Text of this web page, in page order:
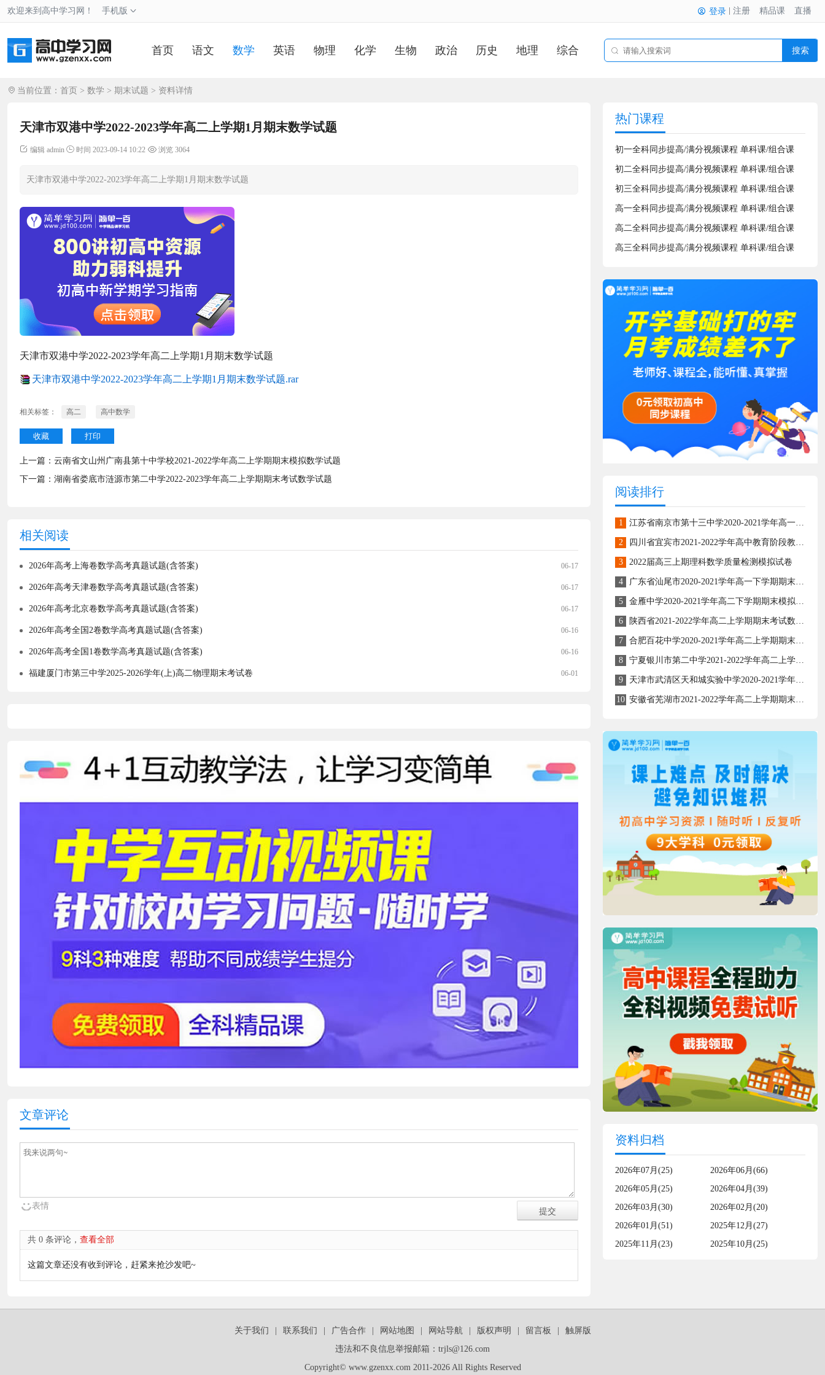
欢迎来到高中学习网！ 手机版 登录 注册 精品课 直播
首页 语文 数学 英语 物理 化学 生物 政治 历史 地理 综合 搜索
当前位置： 首页 > 数学 > 期末试题 > 资料详情
天津市双港中学2022-2023学年高二上学期1月期末数学试题
编辑 admin 时间 2023-09-14 10:22 浏览 3064
天津市双港中学2022-2023学年高二上学期1月期末数学试题
天津市双港中学2022-2023学年高二上学期1月期末数学试题
天津市双港中学2022-2023学年高二上学期1月期末数学试题.rar
相关标签： 高二 高中数学
收藏 打印
上一篇： 云南省文山州广南县第十中学校2021-2022学年高二上学期期末模拟数学试题
下一篇： 湖南省娄底市涟源市第二中学2022-2023学年高二上学期期末考试数学试题
相关阅读
06-17
2026年高考上海卷数学高考真题试题(含答案)
06-17
2026年高考天津卷数学高考真题试题(含答案)
06-17
2026年高考北京卷数学高考真题试题(含答案)
06-16
2026年高考全国2卷数学高考真题试题(含答案)
06-16
2026年高考全国1卷数学高考真题试题(含答案)
06-01
福建厦门市第三中学2025-2026学年(上)高二物理期末考试卷
文章评论
表情
共 0 条评论， 查看全部
这篇文章还没有收到评论，赶紧来抢沙发吧~
热门课程
初一全科同步提高/满分视频课程 单科课/组合课
初二全科同步提高/满分视频课程 单科课/组合课
初三全科同步提高/满分视频课程 单科课/组合课
高一全科同步提高/满分视频课程 单科课/组合课
高二全科同步提高/满分视频课程 单科课/组合课
高三全科同步提高/满分视频课程 单科课/组合课
阅读排行
1 江苏省南京市第十三中学2020-2021学年高一上学期期末模拟检测数学试题
2 四川省宜宾市2021-2022学年高中教育阶段教学质量监测高一上学期数学试题
3 2022届高三上期理科数学质量检测模拟试卷
4 广东省汕尾市2020-2021学年高一下学期期末考试数学试题
5 金雁中学2020-2021学年高二下学期期末模拟理科数学试题
6 陕西省2021-2022学年高二上学期期末考试数学（文）试题
7 合肥百花中学2020-2021学年高二上学期期末考试文科数学试题
8 宁夏银川市第二中学2021-2022学年高二上学期期末考试数学（理）试题
9 天津市武清区天和城实验中学2020-2021学年高二下学期数学期末复习题
10 安徽省芜湖市2021-2022学年高二上学期期末考试数学试卷
资料归档
2026年07月(25)
2026年06月(66)
2026年05月(25)
2026年04月(39)
2026年03月(30)
2026年02月(20)
2026年01月(51)
2025年12月(27)
2025年11月(23)
2025年10月(25)
关于我们 联系我们 广告合作 网站地图 网站导航 版权声明 留言板
触屏版
违法和不良信息举报邮箱：trjls@126.com
Copyright© www.gzenxx.com 2011-2026 All Rights Reserved